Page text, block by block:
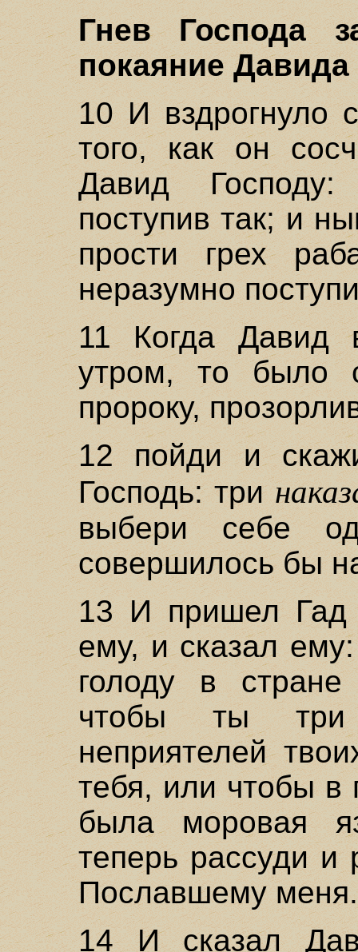
Гнев Господа
покаяние Давида
10 И вздрогнуло
того, как он
Давид
поступив так; и
прости грех
неразумно
11 Когда Давид
утром, то было
пророку,
12 пойди и
Господь: три
выбери себе
совершилось бы
13 И пришел Гад
ему, и сказал
голоду в
чтобы ты
неприятелей
тебя, или чтобы в
была моровая
теперь рассуди и
Пославшему меня.
14 И сказал